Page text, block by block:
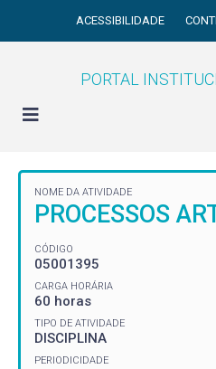
ACESSIBILIDADE
PORTAL
NOME DA ATIVIDADE
PROCESSOS
CÓDIGO
05001395
CARGA HORÁRIA
60 horas
TIPO DE ATIVIDADE
DISCIPLINA
PERIODICIDADE